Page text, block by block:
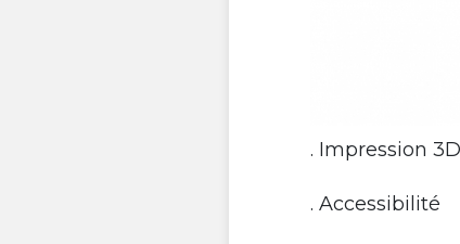
. Impression 3D
. Accessibilité